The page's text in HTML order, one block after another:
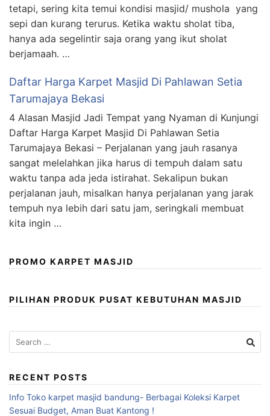
tetapi, sering kita temui kondisi masjid/ mushola yang
sepi dan kurang terurus. Ketika waktu sholat tiba,
hanya ada segelintir saja orang yang ikut sholat
berjamaah. …
Daftar Harga Karpet Masjid Di Pahlawan Setia
Tarumajaya Bekasi
4 Alasan Masjid Jadi Tempat yang Nyaman di Kunjungi
Daftar Harga Karpet Masjid Di Pahlawan Setia
Tarumajaya Bekasi – Perjalanan yang jauh rasanya
sangat melelahkan jika harus di tempuh dalam satu
waktu tanpa ada jeda istirahat. Sekalipun bukan
perjalanan jauh, misalkan hanya perjalanan yang jarak
tempuh nya lebih dari satu jam, seringkali membuat
kita ingin …
PROMO KARPET MASJID
PILIHAN PRODUK PUSAT KEBUTUHAN MASJID
RECENT POSTS
Info Toko karpet masjid bandung- Berbagai Koleksi Karpet
Sesuai Budget, Aman Buat Kantong !